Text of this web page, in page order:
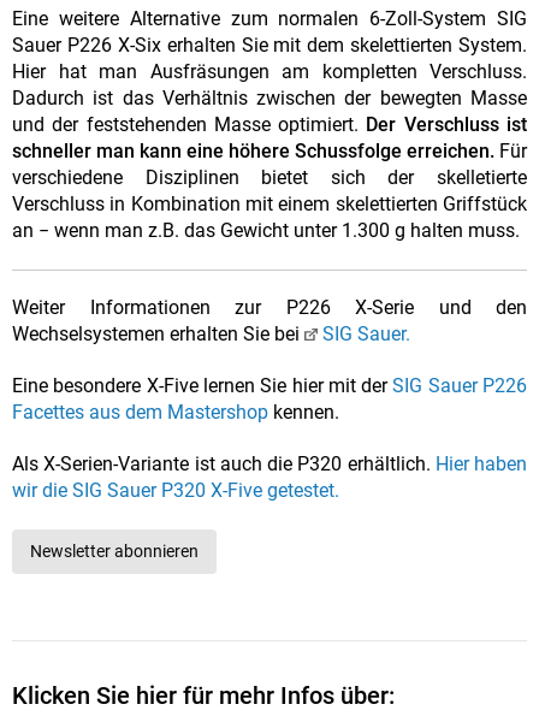
Eine weitere Alternative zum normalen 6-Zoll-System SIG
Sauer P226 X-Six erhalten Sie mit dem skelettierten System.
Hier hat man Ausfräsungen am kompletten Verschluss.
Dadurch ist das Verhältnis zwischen der bewegten Masse
und der feststehenden Masse optimiert. Der Verschluss ist
schneller man kann eine höhere Schussfolge erreichen. Für
verschiedene Disziplinen bietet sich der skelletierte
Verschluss in Kombination mit einem skelettierten Griffstück
an − wenn man z.B. das Gewicht unter 1.300 g halten muss.
Weiter Informationen zur P226 X-Serie und den
Wechselsystemen erhalten Sie bei
SIG Sauer.
Eine besondere X-Five lernen Sie hier mit derSIG Sauer P226
Facettes aus dem Mastershop kennen.
Als X-Serien-Variante ist auch die P320 erhältlich. Hier haben
wir die SIG Sauer P320 X-Five getestet.
Newsletter abonnieren
Klicken Sie hier für mehr Infos über: